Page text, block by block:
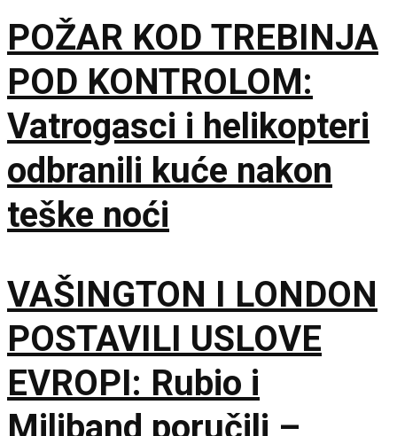
POŽAR KOD TREBINJA
POD KONTROLOM:
Vatrogasci i helikopteri
odbranili kuće nakon
teške noći
VAŠINGTON I LONDON
POSTAVILI USLOVE
EVROPI: Rubio i
Miliband poručili –